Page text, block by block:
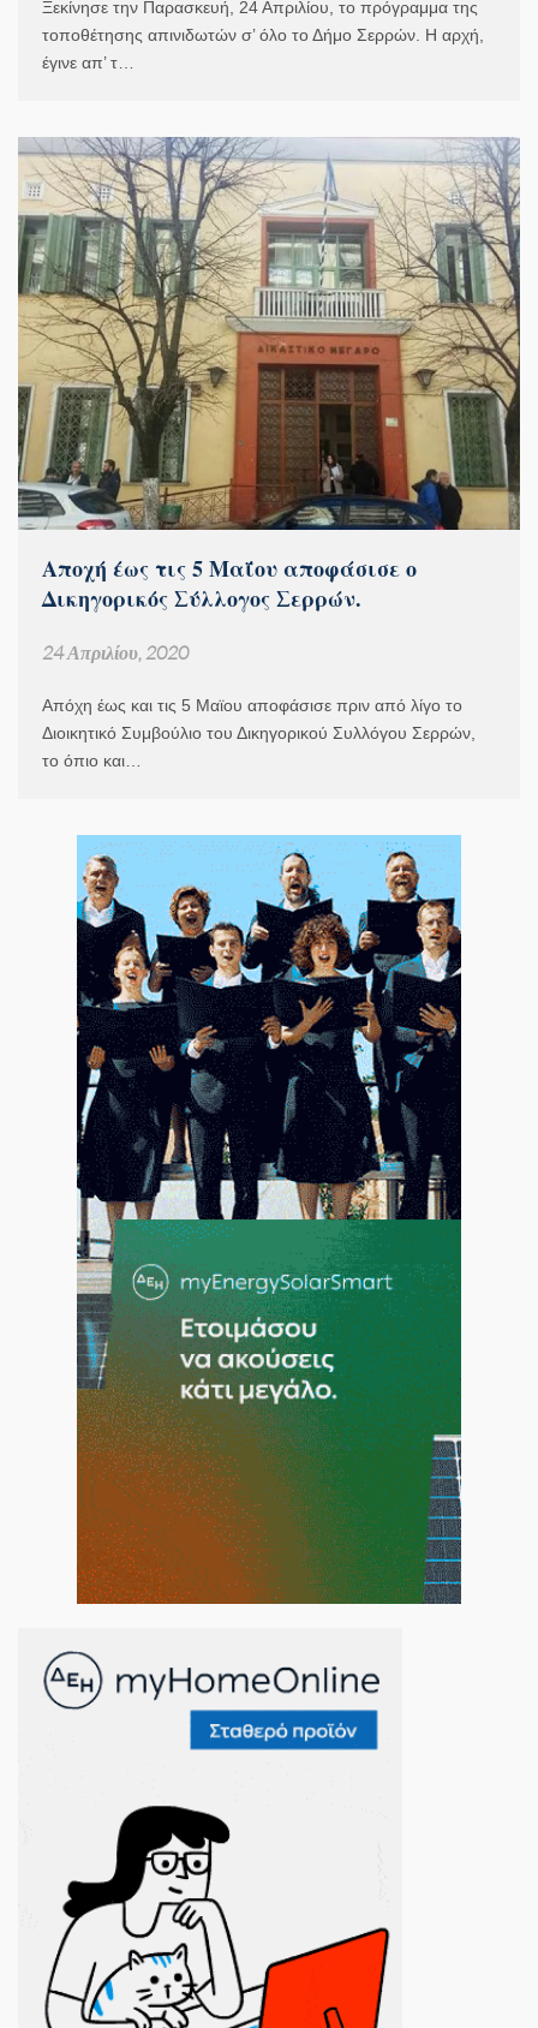
Ξεκίνησε την Παρασκευή, 24 Απριλίου, το πρόγραμμα της
τοποθέτησης απινιδωτών σ’ όλο το Δήμο Σερρών. Η αρχή,
έγινε απ’ τ…
Αποχή έως τις 5 Μαΐου αποφάσισε ο
Δικηγορικός Σύλλογος Σερρών.
24 Απριλίου, 2020
Απόχη έως και τις 5 Μαϊου αποφάσισε πριν από λίγο το
Διοικητικό Συμβούλιο του Δικηγορικού Συλλόγου Σερρών,
το όπιο και…